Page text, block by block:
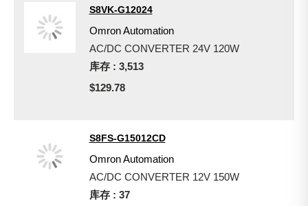
S8VK-G12024
Omron Automation
AC/DC CONVERTER 24V 120W
库存 : 3,513
$129.78
S8FS-G15012CD
Omron Automation
AC/DC CONVERTER 12V 150W
库存 : 37